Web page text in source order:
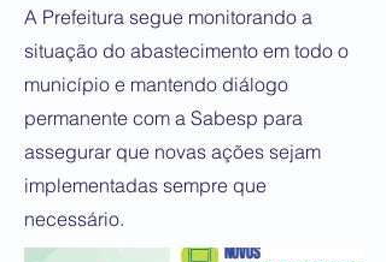
A Prefeitura segue monitorando a
situação do abastecimento em todo o
município e mantendo diálogo
permanente com a Sabesp para
assegurar que novas ações sejam
implementadas sempre que
necessário.